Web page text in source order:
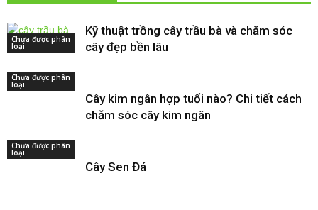
Chưa được phân
loại
Kỹ thuật trồng cây trầu bà và chăm sóc
cây đẹp bền lâu
Chưa được phân
loại
Cây kim ngân hợp tuổi nào? Chi tiết cách
chăm sóc cây kim ngân
Chưa được phân
loại
Cây Sen Đá